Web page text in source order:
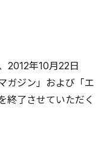
2012年10月22日
ガジン」および「エ
終了させていただく